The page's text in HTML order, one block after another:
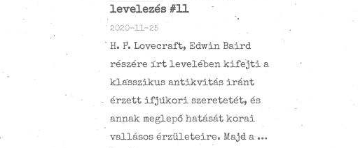
levelezés #11
2020-11-25
H. P. Lovecraft, Edwin Baird
részére írt levelében kifejti a
klasszikus antikvitás iránt
érzett ifjúkori szeretetét, és
annak meglepő hatását korai
vallásos érzületeire. Majd a …